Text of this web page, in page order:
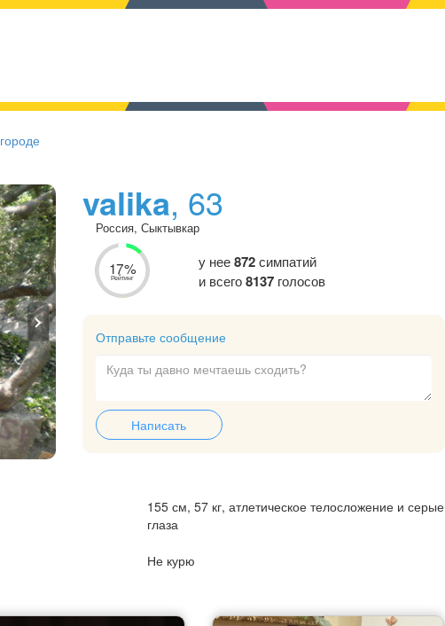
valika, 63
Россия, Сыктывкар
17%
Рейтинг
у нее872симпатий
и всего8137голосов
Отправьте сообщение
Написать
155 см, 57 кг, атлетическое телосложение и серые
глаза
Не курю